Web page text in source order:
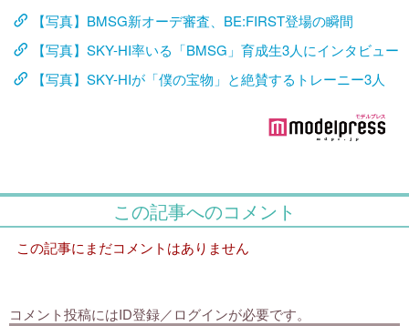
【写真】BMSG新オーデ審査、BE:FIRST登場の瞬間
【写真】SKY-HI率いる「BMSG」育成生3人にインタビュー
【写真】SKY-HIが「僕の宝物」と絶賛するトレーニー3人